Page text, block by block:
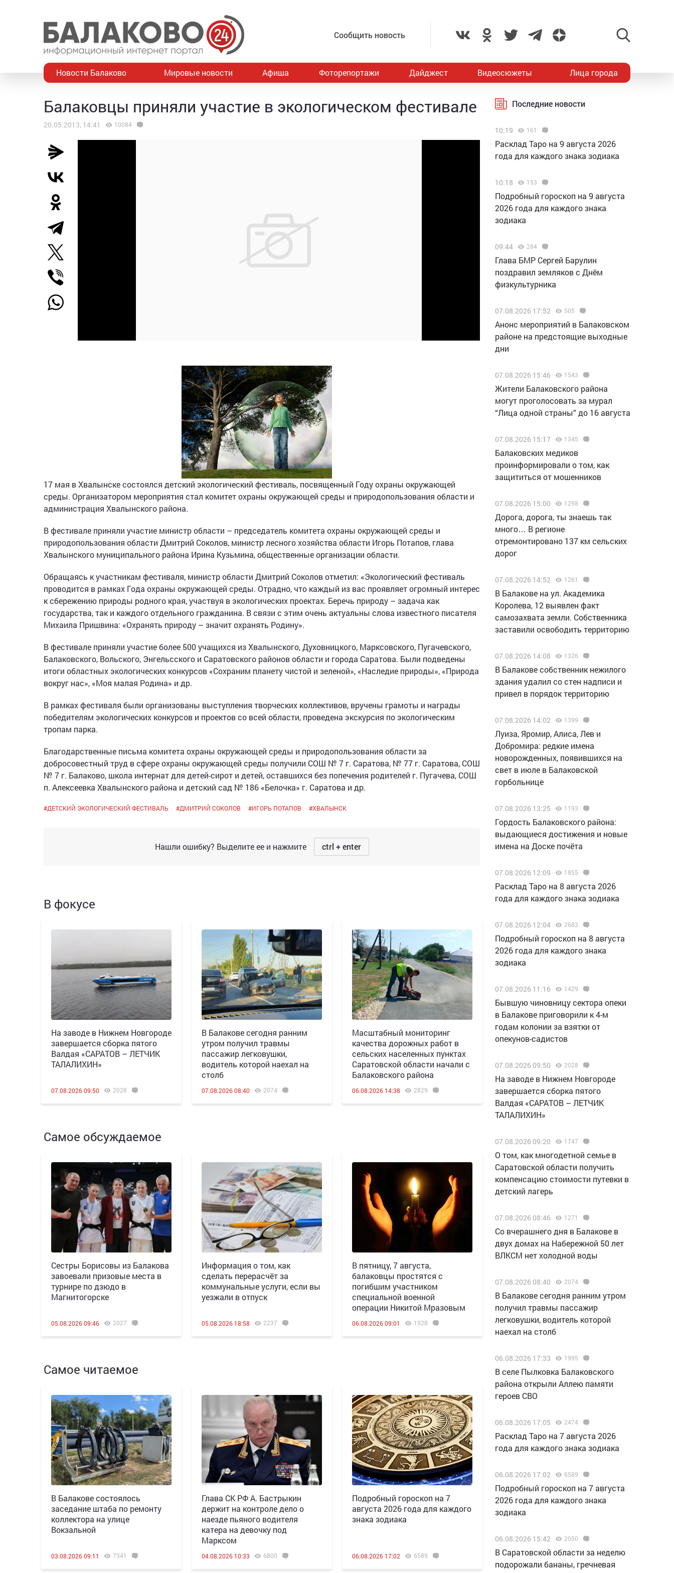
Сообщить новость
Новости Балаково Мировые новости Афиша Фоторепортажи Дайджест Видеосюжеты Лица города
Балаковцы приняли участие в экологическом фестивале
20.05.2013, 14:41 10084
17 мая в Хвалынске состоялся детский экологический фестиваль, посвященный Году охраны окружающей
среды. Организатором мероприятия стал комитет охраны окружающей среды и природопользования области и
администрация Хвалынского района.
В фестивале приняли участие министр области – председатель комитета охраны окружающей среды и
природопользования области Дмитрий Соколов, министр лесного хозяйства области Игорь Потапов, глава
Хвалынского муниципального района Ирина Кузьмина, общественные организации области.
Обращаясь к участникам фестиваля, министр области Дмитрий Соколов отметил: «Экологический фестиваль
проводится в рамках Года охраны окружающей среды. Отрадно, что каждый из вас проявляет огромный интерес
к сбережению природы родного края, участвуя в экологических проектах. Беречь природу – задача как
государства, так и каждого отдельного гражданина. В связи с этим очень актуальны слова известного писателя
Михаила Пришвина: «Охранять природу – значит охранять Родину».
В фестивале приняли участие более 500 учащихся из Хвалынского, Духовницкого, Марксовского, Пугачевского,
Балаковского, Вольского, Энгельсского и Саратовского районов области и города Саратова. Были подведены
итоги областных экологических конкурсов «Сохраним планету чистой и зеленой», «Наследие природы», «Природа
вокруг нас», «Моя малая Родина» и др.
В рамках фестиваля были организованы выступления творческих коллективов, вручены грамоты и награды
победителям экологических конкурсов и проектов со всей области, проведена экскурсия по экологическим
тропам парка.
Благодарственные письма комитета охраны окружающей среды и природопользования области за
добросовестный труд в сфере охраны окружающей среды получили СОШ № 7 г. Саратова, № 77 г. Саратова, СОШ
№ 7 г. Балаково, школа интернат для детей-сирот и детей, оставшихся без попечения родителей г. Пугачева, СОШ
п. Алексеевка Хвалынского района и детский сад № 186 «Белочка» г. Саратова и др.
#ДЕТСКИЙ ЭКОЛОГИЧЕСКИЙ ФЕСТИВАЛЬ #ДМИТРИЙ СОКОЛОВ #ИГОРЬ ПОТАПОВ #ХВАЛЫНСК
Нашли ошибку? Выделите ее и нажмите ctrl + enter
В фокусе
Н️а заводе в Нижнем Новгороде
завершается сборка пятого
Валдая «САРАТОВ – ЛЕТЧИК
ТАЛАЛИХИН»
07.08.2026 09:50 2028
В Балакове сегодня ранним
утром получил травмы
пассажир легковушки,
водитель которой наехал на
столб
07.08.2026 08:40 2074
Масштабный мониторинг
качества дорожных работ в
сельских населенных пунктах
Саратовской области начали с
Балаковского района
06.08.2026 14:38 2829
Самое обсуждаемое
Сестры Борисовы из Балакова
завоевали призовые места в
турнире по дзюдо в
Магнитогорске
05.08.2026 09:46 2027
Информация о том, как
сделать перерасчёт за
коммунальные услуги, если вы
уезжали в отпуск
05.08.2026 18:58 2237
В пятницу, 7 августа,
балаковцы простятся с
погибшим участником
специальной военной
операции Никитой Мразовым
06.08.2026 09:01 1928
Самое читаемое
В Балакове состоялось
заседание штаба по ремонту
коллектора на улице
Вокзальной
03.08.2026 09:11 7341
Глава СК РФ А. Бастрыкин
держит на контроле дело о
наезде пьяного водителя
катера на девочку под
Марксом
04.08.2026 10:33 6800
Подробный гороскоп на 7
августа 2026 года для каждого
знака зодиака
06.08.2026 17:02 6589
Последние новости
10:19 161
Расклад Таро на 9 августа 2026
года для каждого знака зодиака
10:18 153
Подробный гороскоп на 9 августа
2026 года для каждого знака
зодиака
09:44 284
Глава БМР Сергей Барулин
поздравил земляков с Днём
физкультурника
07.08.2026 17:52 505
Анонс мероприятий в Балаковском
районе на предстоящие выходные
дни
07.08.2026 15:46 1543
Жители Балаковского района
могут проголосовать за мурал
“Лица одной страны” до 16 августа
07.08.2026 15:17 1345
Балаковских медиков
проинформировали о том, как
защититься от мошенников
07.08.2026 15:00 1298
Дорога, дорога, ты знаешь так
много… В регионе
отремонтировано 137 км сельских
дорог
07.08.2026 14:52 1261
В Балакове на ул. Академика
Королева, 12 выявлен факт
самозахвата земли. Собственника
заставили освободить территорию
07.08.2026 14:08 1326
В Балакове собственник нежилого
здания удалил со стен надписи и
привел в порядок территорию
07.08.2026 14:02 1399
Луиза, Яромир, Алиса, Лев и
Добромира: редкие имена
новорожденных, появившихся на
свет в июле в Балаковской
горбольнице
07.08.2026 13:25 1193
Гордость Балаковского района:
выдающиеся достижения и новые
имена на Доске почёта
07.08.2026 12:09 1855
Расклад Таро на 8 августа 2026
года для каждого знака зодиака
07.08.2026 12:04 2683
Подробный гороскоп на 8 августа
2026 года для каждого знака
зодиака
07.08.2026 11:16 1429
Бывшую чиновницу сектора опеки
в Балакове приговорили к 4-м
годам колонии за взятки от
опекунов-садистов
07.08.2026 09:50 2028
Н️а заводе в Нижнем Новгороде
завершается сборка пятого
Валдая «САРАТОВ – ЛЕТЧИК
ТАЛАЛИХИН»
07.08.2026 09:20 1747
О том, как многодетной семье в
Саратовской области получить
компенсацию стоимости путевки в
детский лагерь
07.08.2026 08:46 1271
Со вчерашнего дня в Балакове в
двух домах на Набережной 50 лет
ВЛКСМ нет холодной воды
07.08.2026 08:40 2074
В Балакове сегодня ранним утром
получил травмы пассажир
легковушки, водитель которой
наехал на столб
06.08.2026 17:33 1995
В селе Пылковка Балаковского
района открыли Аллею памяти
героев СВО
06.08.2026 17:05 2474
Расклад Таро на 7 августа 2026
года для каждого знака зодиака
06.08.2026 17:02 6589
Подробный гороскоп на 7 августа
2026 года для каждого знака
зодиака
06.08.2026 15:42 2050
В Саратовской области за неделю
подорожали бананы, гречневая